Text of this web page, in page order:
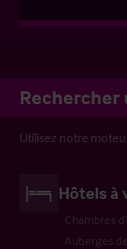
Utilisez notre
Hôtels à
Chambres
Auberges